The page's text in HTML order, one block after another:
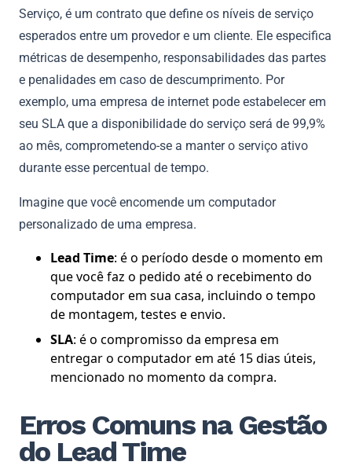
Serviço, é um contrato que define os níveis de serviço
esperados entre um provedor e um cliente. Ele especifica
métricas de desempenho, responsabilidades das partes
e penalidades em caso de descumprimento. Por
exemplo, uma empresa de internet pode estabelecer em
seu SLA que a disponibilidade do serviço será de 99,9%
ao mês, comprometendo-se a manter o serviço ativo
durante esse percentual de tempo.
Imagine que você encomende um computador
personalizado de uma empresa.
Lead Time: é o período desde o momento em
que você faz o pedido até o recebimento do
computador em sua casa, incluindo o tempo
de montagem, testes e envio.
SLA: é o compromisso da empresa em
entregar o computador em até 15 dias úteis,
mencionado no momento da compra.
Erros Comuns na Gestão
do Lead Time